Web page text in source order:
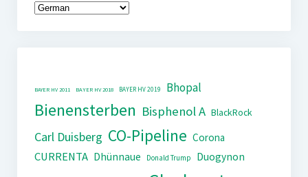
BAYER HV 2011 BAYER HV 2018 BAYER HV 2019 Bhopal
Bienensterben Bisphenol A BlackRock
Carl Duisberg CO-Pipeline Corona
CURRENTA Dhünnaue Donald Trump
Duogynon